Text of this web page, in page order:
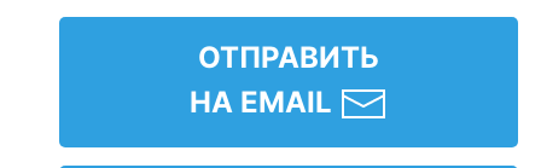
ОТПРАВИТЬ
НА EMAIL